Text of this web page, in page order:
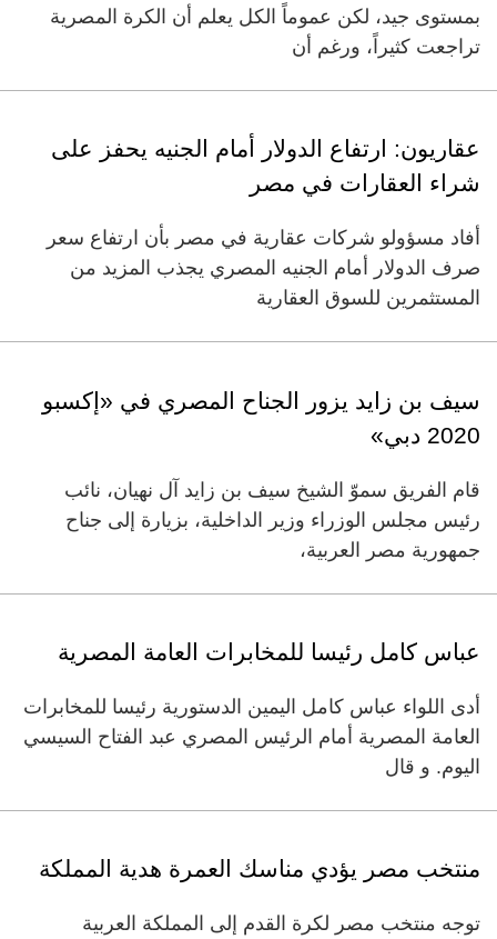
بمستوى جيد، لكن عموماً الكل يعلم أن الكرة المصرية
تراجعت كثيراً، ورغم أن
عقاريون: ارتفاع الدولار أمام الجنيه يحفز على
شراء العقارات في مصر
أفاد مسؤولو شركات عقارية في مصر بأن ارتفاع سعر
صرف الدولار أمام الجنيه المصري يجذب المزيد من
المستثمرين للسوق العقارية
سيف بن زايد يزور الجناح المصري في «إكسبو
2020 دبي»
قام الفريق سموّ الشيخ سيف بن زايد آل نهيان، نائب
رئيس مجلس الوزراء وزير الداخلية، بزيارة إلى جناح
جمهورية مصر العربية،
عباس كامل رئيسا للمخابرات العامة المصرية
أدى اللواء عباس كامل اليمين الدستورية رئيسا للمخابرات
العامة المصرية أمام الرئيس المصري عبد الفتاح السيسي
اليوم. و قال
منتخب مصر يؤدي مناسك العمرة هدية المملكة
توجه منتخب مصر لكرة القدم إلى المملكة العربية